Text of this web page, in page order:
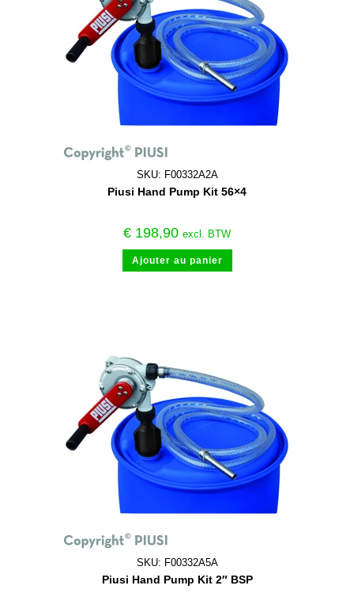
SKU: F00332A2A
Piusi Hand Pump Kit 56×4
€ 198,90 excl. BTW
Ajouter au panier
SKU: F00332A5A
Piusi Hand Pump Kit 2″ BSP